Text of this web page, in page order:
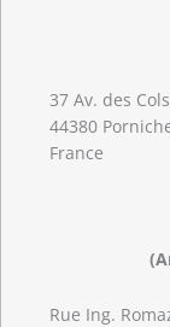
37 Av. des
44380
France
Rue Ing.